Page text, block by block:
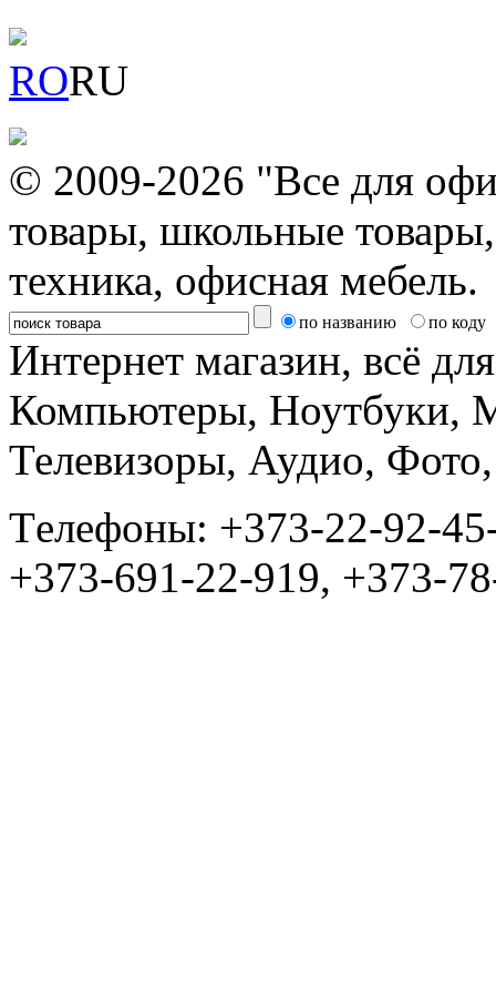
RORU
© 2009-2026 "Все для
товары, школьные
техника, офисная мебель.
по названию по коду
Интернет магазин, всё
Компьютеры, Ноутбуки,
Телевизоры, Аудио,
Tелефоны: +373-22-92-
+373-691-22-919, +373-